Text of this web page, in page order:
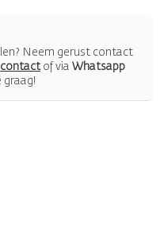
Neem gerust contact
contactof via Whatsapp
graag!